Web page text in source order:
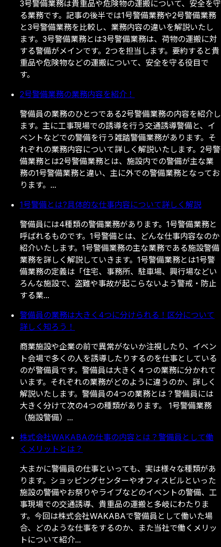
3号警備業務は貴重品や危険物の運搬について、 安全を守
る業務です。 記事の後半では1号警備業務や2号警備業務
と3号警備業務を 比較し、 業務内容の違いを解説いた し
ます。 3号警備業務と は3号警備業務は、 荷物の運搬に対
する警備が メイ ンです。 2つを担当 し ます。 要約する と貴
重品や危険物な どの運搬について、 安全を守る役目で
す。
2号警備業務の業務内容を紹介！
警備員の業務のひとつである2号警備業務の内容を紹介し
ます。 主 に工事現場での誘導を行う交通誘導警備と、 イ
ベ ン トな どでの警備を行う雑踏警備業務があ り ます。 そ
れぞれの業務内容について詳し く 解説いた し ます。 2号警
備業務と は2号警備業務と は、 施設内での警備が主な業
務の1号警備業務と違い、 主 に外での警備業務と なってお
り ます。 ...
1号警備とは?具体的な仕事内容について詳しく解説
警備員 には4種類の警備業務があ り ます。 1号警備業務と
呼ばれるものです。 1号警備と は、 どんな仕事内容なのか
紹介いた し ます。 1号警備業務の主な業務である施設警備
業務を詳し く 解説して いき ます。 1号警備業務と は1号警
備業務の定義は 「住宅、 事務所、 駐車場、 興行場な どい
ろんな施設で、 盗難や事故が起こ らないよ う警戒 ・ 防止
する業...
警備員の業務は大きく4つに分けられる！区分について
詳しく知ろう！
商業施設や企業の前で異常がないか注視 し た り、 イベ ン
ト会場で多 く の人 を誘導し た り するのを仕事と して いる
のが警備員です。 警備員は大き く ４ つの業務に分かれて
い ます。 それぞれの業務が どのよ う に違 う のか、 詳し く
解説いた し ます。 警備員の4つの業務と は ？ 警備員 には
大き く 分けて次の4つの種類があ り ます。 1号警備業務
（施設警備） ...
株式会社WAKABAの仕事の内容とは？警備員として働
くメリットとは？
大 まかに警備員の仕事と いっても、 実は様々な種類があ
り ます。 シ ョ ッ ピ ングセ ンターやオフ ィ ス ビル と いっ た
施設の警備やお祭りやライ ブな どのイベ ン トの警備、 工
事現場での交通誘導、 貴重品の運搬 と 多岐にわた り ま
す。 今回は株式会社WAKABAで警備員 と して働いた場
合、 どのよ う な仕事をするのか、 ま た当社で働 く メ リ ッ
ト について紹介...